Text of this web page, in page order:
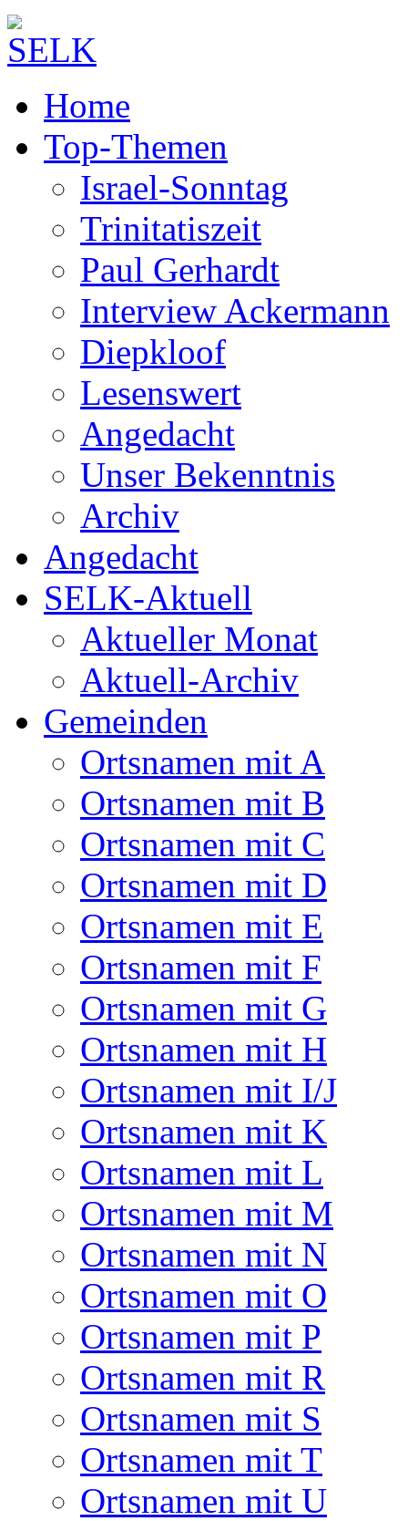
Home
Top-Themen
Israel-Sonntag
Trinitatiszeit
Paul Gerhardt
Interview Ackermann
Diepkloof
Lesenswert
Angedacht
Unser Bekenntnis
Archiv
Angedacht
SELK-Aktuell
Aktueller Monat
Aktuell-Archiv
Gemeinden
Ortsnamen mit A
Ortsnamen mit B
Ortsnamen mit C
Ortsnamen mit D
Ortsnamen mit E
Ortsnamen mit F
Ortsnamen mit G
Ortsnamen mit H
Ortsnamen mit I/J
Ortsnamen mit K
Ortsnamen mit L
Ortsnamen mit M
Ortsnamen mit N
Ortsnamen mit O
Ortsnamen mit P
Ortsnamen mit R
Ortsnamen mit S
Ortsnamen mit T
Ortsnamen mit U